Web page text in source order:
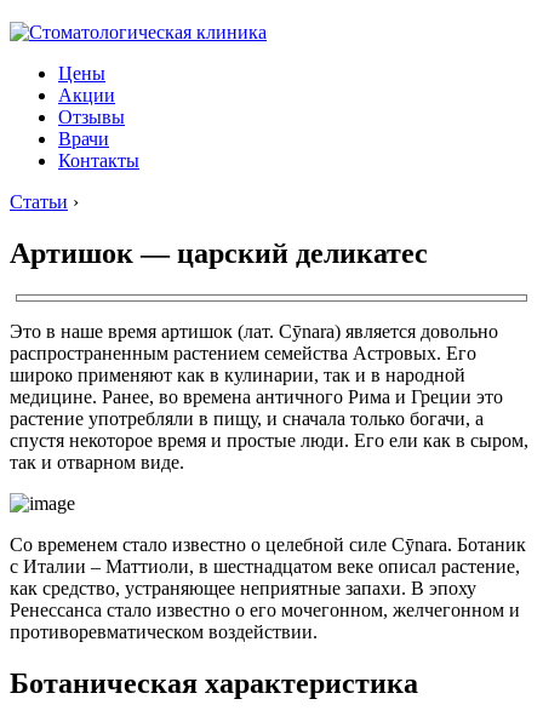
Цены
Акции
Отзывы
Врачи
Контакты
Статьи ›
Артишок — царский деликатес
Это в наше время артишок (лат. Cȳnara) является довольно
распространенным растением семейства Астровых. Его
широко применяют как в кулинарии, так и в народной
медицине. Ранее, во времена античного Рима и Греции это
растение употребляли в пищу, и сначала только богачи, а
спустя некоторое время и простые люди. Его ели как в сыром,
так и отварном виде.
Со временем стало известно о целебной силе Cȳnara. Ботаник
с Италии – Маттиоли, в шестнадцатом веке описал растение,
как средство, устраняющее неприятные запахи. В эпоху
Ренессанса стало известно о его мочегонном, желчегонном и
противоревматическом воздействии.
Ботаническая характеристика